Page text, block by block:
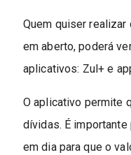
Quem quiser realizar
em aberto, poderá
aplicativos: Zul+ e
O aplicativo permite
dívidas. É importante
em dia para que o